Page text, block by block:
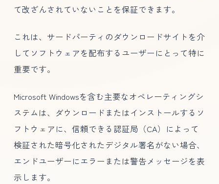
て改ざんされていないことを保証できます。
これは、サードパーティのダウンロードサイトを介
してソフトウェアを配布するユーザーにとって特に
重要です。
Microsoft Windowsを含む主要なオペレーティングシ
ステムは、ダウンロードまたはインストールするソ
フトウェアに、信頼できる認証局（CA）によって
検証された暗号化されたデジタル署名がない場合、
エンドユーザーにエラーまたは警告メッセージを表
示します。